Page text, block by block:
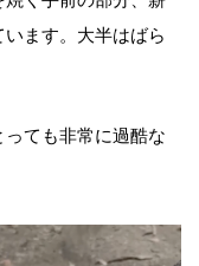
ます。大半はばら
ても非常に過酷な